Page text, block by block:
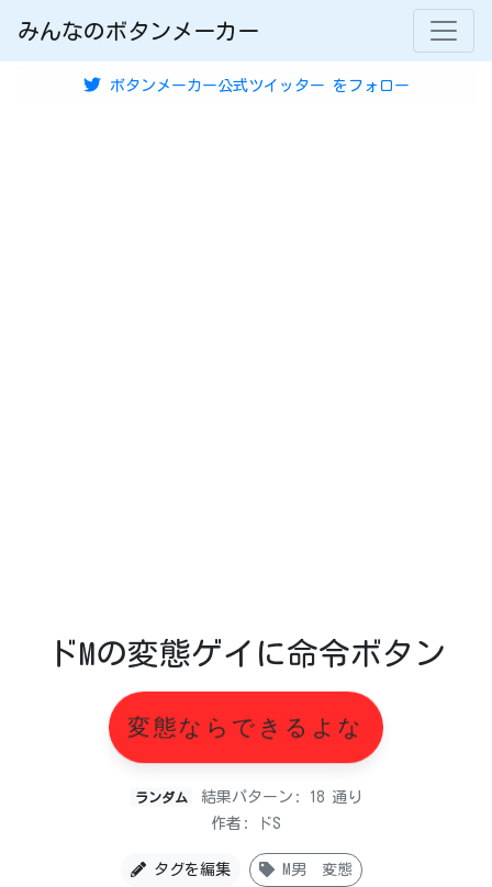
みんなのボタンメーカー
ボタンメーカー公式ツイッター をフォロー
ドMの変態ゲイに命令ボタン
変態ならできるよな
ランダム
結果パターン: 18 通り
作者: ドS
タグを編集 M男 変態